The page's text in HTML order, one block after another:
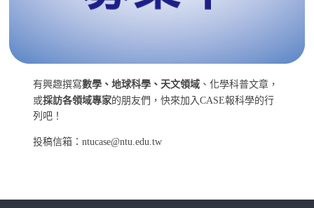
有興趣撰寫數學、地球科學、天文領域 、化學科普文章，
或採訪各領域專家的朋友們，快來加入CASE報科學的行
列吧！
投稿信箱：ntucase@ntu.edu.tw